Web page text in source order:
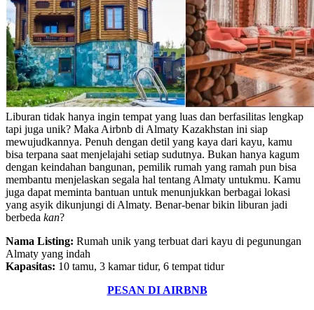
Liburan tidak hanya ingin tempat yang luas dan berfasilitas lengkap
tapi juga unik? Maka Airbnb di Almaty Kazakhstan ini siap
mewujudkannya. Penuh dengan detil yang kaya dari kayu, kamu
bisa terpana saat menjelajahi setiap sudutnya. Bukan hanya kagum
dengan keindahan bangunan, pemilik rumah yang ramah pun bisa
membantu menjelaskan segala hal tentang Almaty untukmu. Kamu
juga dapat meminta bantuan untuk menunjukkan berbagai lokasi
yang asyik dikunjungi di Almaty. Benar-benar bikin liburan jadi
berbeda kan?
Nama Listing: Rumah unik yang terbuat dari kayu di pegunungan
Almaty yang indah
Kapasitas: 10 tamu, 3 kamar tidur, 6 tempat tidur
PESAN DI AIRBNB